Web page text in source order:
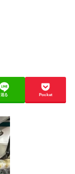
送る Pocket